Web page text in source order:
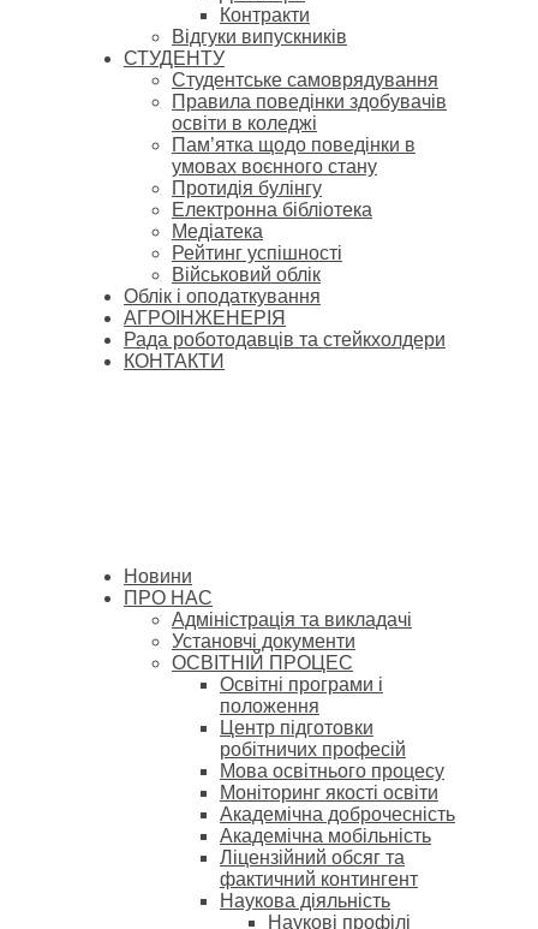
Контракти
Відгуки випускників
СТУДЕНТУ
Cтудентське самоврядування
Правила поведінки здобувачів
освіти в коледжі
Пам’ятка щодо поведінки в
умовах воєнного стану
Протидія булінгу
Електронна бібліотека
Медіатека
Рейтинг успішності
Військовий облік
Облік і оподаткування
АГРОІНЖЕНЕРІЯ
Рада роботодавців та стейкхолдери
КОНТАКТИ
Новини
ПРО НАС
Адміністрація та викладачі
Установчі документи
ОСВІТНІЙ ПРОЦЕС
Освітні програми і
положення
Центр підготовки
робітничих професій
Мова освітнього процесу
Моніторинг якості освіти
Академічна доброчесність
Академічна мобільність
Ліцензійний обсяг та
фактичний контингент
Наукова діяльність
Наукові профілі